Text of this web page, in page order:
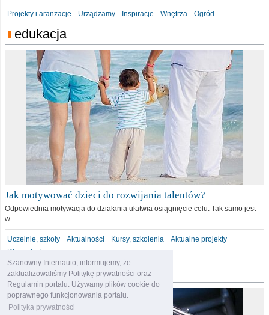
Szanowny Internauto, informujemy, że
zaktualizowaliśmy Politykę prywatności oraz
Regulamin portalu. Używamy plików cookie do
poprawnego funkcjonowania portalu.
Polityka prywatności
Projekty i aranżacje Urządzamy Inspiracje Wnętrza Ogród
edukacja
Jak motywować dzieci do rozwijania talentów?
Odpowiednia motywacja do działania ułatwia osiągnięcie celu. Tak samo jest
w..
Uczelnie, szkoły Aktualności Kursy, szkolenia
Aktualne projekty
Dla malucha
motoryzacja